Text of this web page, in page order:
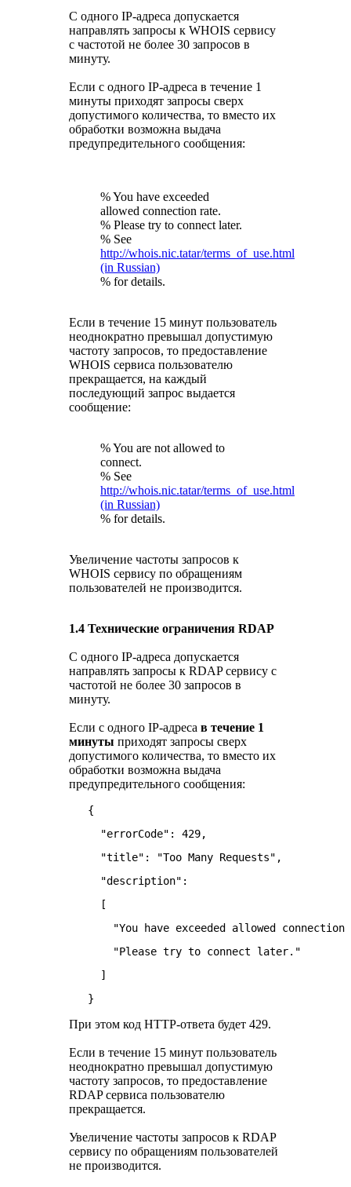
С одного IP-адреса допускается
направлять запросы к WHOIS сервису
с частотой не более 30 запросов в
минуту.
Если с одного IP-адреса в течение 1
минуты приходят запросы сверх
допустимого количества, то вместо их
обработки возможна выдача
предупредительного сообщения:
% You have exceeded
allowed connection rate.
% Please try to connect later.
% See
http://whois.nic.tatar/terms_of_use.html
(in Russian)
% for details.
Если в течение 15 минут пользователь
неоднократно превышал допустимую
частоту запросов, то предоставление
WHOIS сервиса пользователю
прекращается, на каждый
последующий запрос выдается
сообщение:
% You are not allowed to
connect.
% See
http://whois.nic.tatar/terms_of_use.html
(in Russian)
% for details.
Увеличение частоты запросов к
WHOIS сервису по обращениям
пользователей не производится.
1.4 Технические ограничения RDAP
С одного IP-адреса допускается
направлять запросы к RDAP сервису с
частотой не более 30 запросов в
минуту.
Если с одного IP-адреса в течение 1
минуты приходят запросы сверх
допустимого количества, то вместо их
обработки возможна выдача
предупредительного сообщения:
{
"errorCode": 429,
"title": "Too Many Requests",
"description":
[
"You have exceeded allowed
"Please try to connect later."
]
}
При этом код HTTP-ответа будет 429.
Если в течение 15 минут пользователь
неоднократно превышал допустимую
частоту запросов, то предоставление
RDAP сервиса пользователю
прекращается.
Увеличение частоты запросов к RDAP
сервису по обращениям пользователей
не производится.